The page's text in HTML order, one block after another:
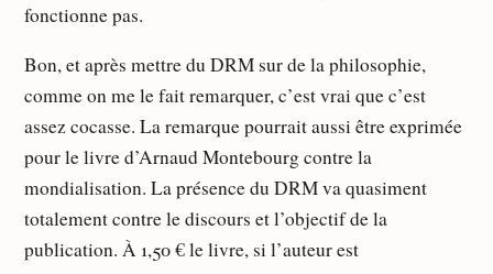
fonctionne pas.
Bon, et après mettre du DRM sur de la philosophie,
comme on me le fait remarquer, c’est vrai que c’est
assez cocasse. La remarque pourrait aussi être exprimée
pour le livre d’Arnaud Montebourg contre la
mondialisation. La présence du DRM va quasiment
totalement contre le discours et l’objectif de la
publication. À 1,50 € le livre, si l’auteur est